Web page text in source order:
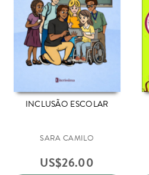
INCLUSÃO ESCOLAR
SARA CAMILO
US$26.00